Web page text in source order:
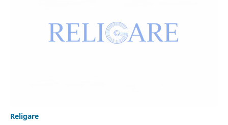
Religare